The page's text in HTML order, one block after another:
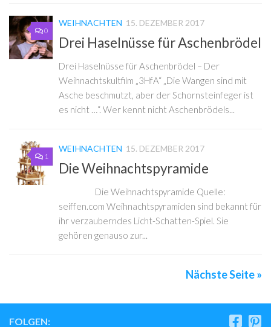
0
WEIHNACHTEN 15. DEZEMBER 2017
Drei Haselnüsse für Aschenbrödel
Drei Haselnüsse für Aschenbrödel – Der
Weihnachtskultfilm „3HfA“ „Die Wangen sind mit
Asche beschmutzt, aber der Schornsteinfeger ist
es nicht …“. Wer kennt nicht Aschenbrödels...
1
WEIHNACHTEN 15. DEZEMBER 2017
Die Weihnachtspyramide
Die Weihnachtspyramide Quelle:
seiffen.com Weihnachtspyramiden sind bekannt für
ihr verzauberndes Licht-Schatten-Spiel. Sie
gehören genauso zur...
Nächste Seite »
FOLGEN: